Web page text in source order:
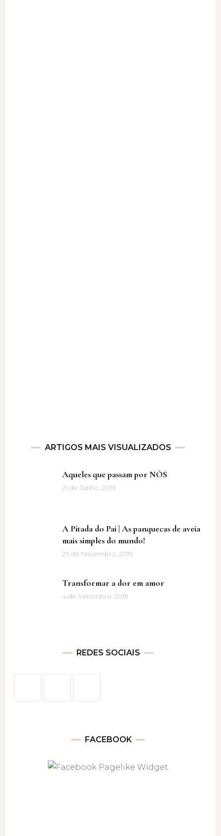
ARTIGOS MAIS VISUALIZADOS
Aqueles que passam por NÓS
21 de Junho, 2019
A Pitada do Pai | As panquecas de aveia
mais simples do mundo!
25 de Novembro, 2019
Transformar a dor em amor
4 de Setembro, 2019
REDES SOCIAIS
FACEBOOK